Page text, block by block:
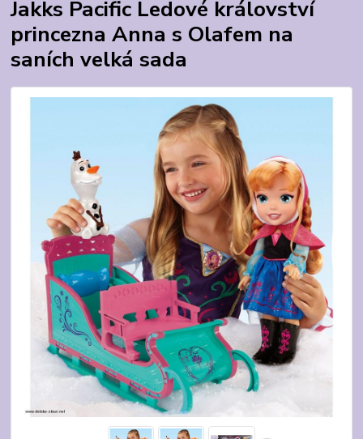
Jakks Pacific Ledové království
princezna Anna s Olafem na
saních velká sada